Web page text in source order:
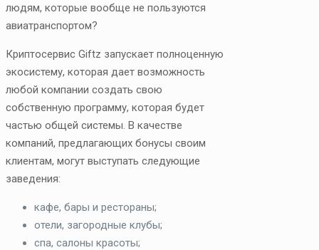
людям, которые вообще не пользуются
авиатранспортом?
Криптосервис Giftz запускает полноценную
экосистему, которая дает возможность
любой компании создать свою
собственную программу, которая будет
частью общей системы. В качестве
компаний, предлагающих бонусы своим
клиентам, могут выступать следующие
заведения:
кафе, бары и рестораны;
отели, загородные клубы;
спа, салоны красоты;